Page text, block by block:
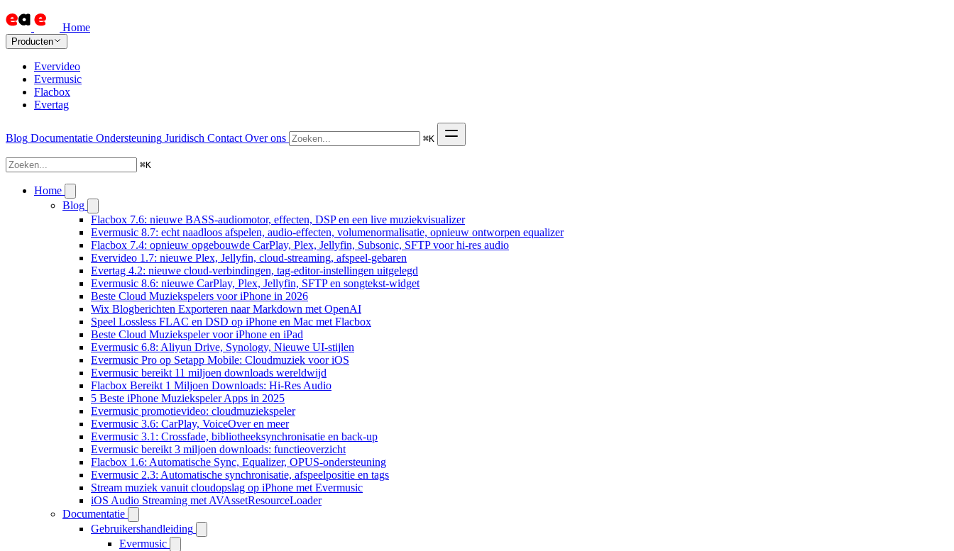
Home
Producten
Evervideo
Evermusic
Flacbox
Evertag
Blog Documentatie Ondersteuning Juridisch Contact Over ons ⌘K
⌘K
Home
Blog
Flacbox 7.6: nieuwe BASS-audiomotor, effecten, DSP en een live muziekvisualizer
Evermusic 8.7: echt naadloos afspelen, audio-effecten, volumenormalisatie, opnieuw ontworpen equalizer
Flacbox 7.4: opnieuw opgebouwde CarPlay, Plex, Jellyfin, Subsonic, SFTP voor hi-res audio
Evervideo 1.7: nieuwe Plex, Jellyfin, cloud-streaming, afspeel-gebaren
Evertag 4.2: nieuwe cloud-verbindingen, tag-editor-instellingen uitgelegd
Evermusic 8.6: nieuwe CarPlay, Plex, Jellyfin, SFTP en songtekst-widget
Beste Cloud Muziekspelers voor iPhone in 2026
Wix Blogberichten Exporteren naar Markdown met OpenAI
Speel Lossless FLAC en DSD op iPhone en Mac met Flacbox
Beste Cloud Muziekspeler voor iPhone en iPad
Evermusic 6.8: Aliyun Drive, Synology, Nieuwe UI-stijlen
Evermusic Pro op Setapp Mobile: Cloudmuziek voor iOS
Evermusic bereikt 11 miljoen downloads wereldwijd
Flacbox Bereikt 1 Miljoen Downloads: Hi-Res Audio
5 Beste iPhone Muziekspeler Apps in 2025
Evermusic promotievideo: cloudmuziekspeler
Evermusic 3.6: CarPlay, VoiceOver en meer
Evermusic 3.1: Crossfade, bibliotheeksynchronisatie en back-up
Evermusic bereikt 3 miljoen downloads: functieoverzicht
Flacbox 1.6: Automatische Sync, Equalizer, OPUS-ondersteuning
Evermusic 2.3: Automatische synchronisatie, afspeelpositie en tags
Stream muziek vanuit cloudopslag op iPhone met Evermusic
iOS Audio Streaming met AVAssetResourceLoader
Documentatie
Gebruikershandleiding
Evermusic